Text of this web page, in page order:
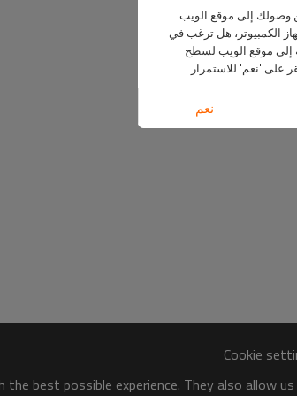
Cookie
best possible experience. They also allow
إلى موقع الويب
الكمبيوتر، هل ترغب في
إلى موقع الويب لسطح
على 'نعم' للاستمرار
نعم